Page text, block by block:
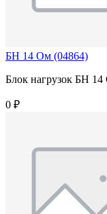
БН 14 Ом (04864)
Блок нагрузок БН
0 ₽